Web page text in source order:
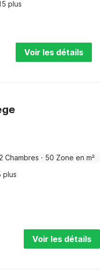
plus
Voir les détails
2 Chambres · 50 Zone en m²
plus
Voir les détails